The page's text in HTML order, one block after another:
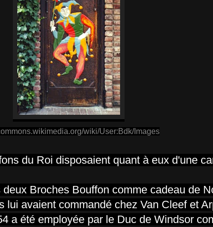
wiki/User:Bdk/Images
du Roi disposaient quant à eux d'une
Broches Bouffon comme cadeau de
lui avaient commandé chez Van Cleef et
a été employée par le Duc de Windsor